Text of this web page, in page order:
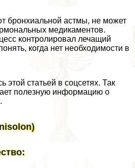
бронхиальной астмы, не может
медикаментов.
контролировал лечащий
когда нет необходимости в
этой статьей в соцсетях. Так
полезную информацию о